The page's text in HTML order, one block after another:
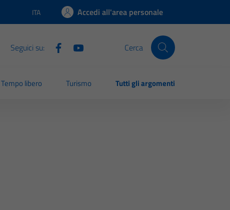
Lingua attiva:
ITA Accedi all'area personale
Seguici su: Cerca
Tempo libero Turismo Tutti gli argomenti